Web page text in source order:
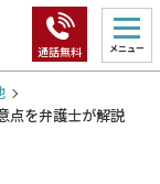
通話無料 メニュー
点を弁護士が解説